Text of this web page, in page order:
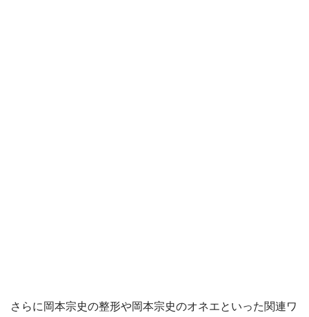
さらに岡本宗史の整形や岡本宗史のオネエといった関連ワ